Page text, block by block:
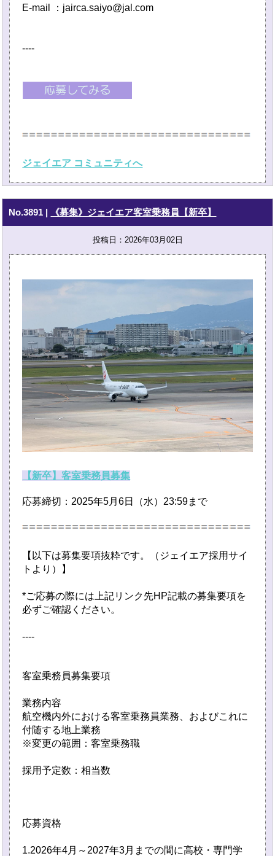
E-mail ：jairca.saiyo@jal.com
----
ジェイエア コミュニティへ
No.3891 | 《募集》ジェイエア客室乗務員【新卒】
投稿日：2026年03月02日
【新卒】客室乗務員募集
応募締切：2025年5月6日（水）23:59まで
【以下は募集要項抜粋です。（ジェイエア採用サイ
トより）】
*ご応募の際には上記リンク先HP記載の募集要項を
必ずご確認ください。
----
客室乗務員募集要項
業務内容
航空機内外における客室乗務員業務、およびこれに
付随する地上業務
※変更の範囲：客室乗務職
採用予定数：相当数
応募資格
1.2026年4月～2027年3月までの間に高校・専門学